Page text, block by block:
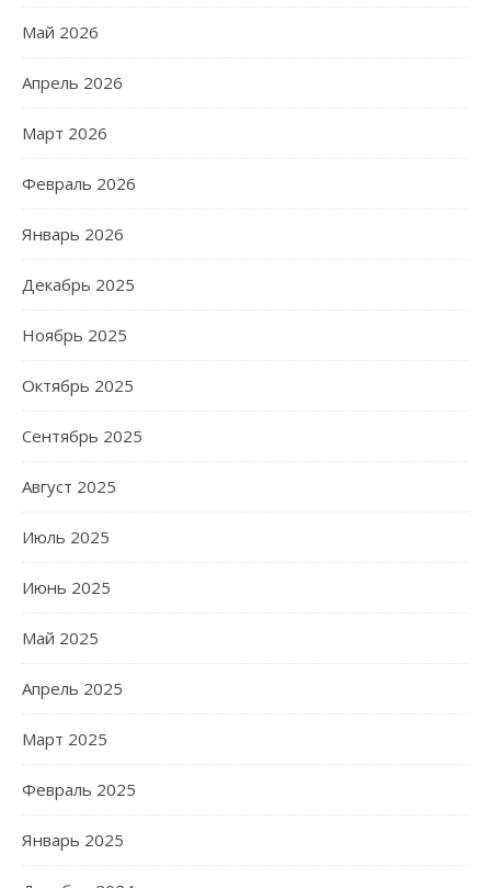
Май 2026
Апрель 2026
Март 2026
Февраль 2026
Январь 2026
Декабрь 2025
Ноябрь 2025
Октябрь 2025
Сентябрь 2025
Август 2025
Июль 2025
Июнь 2025
Май 2025
Апрель 2025
Март 2025
Февраль 2025
Январь 2025